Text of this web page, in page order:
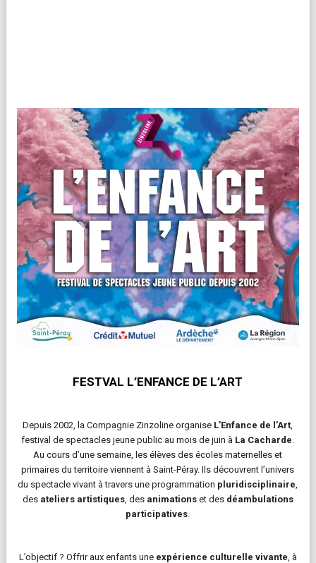
FESTVAL L’ENFANCE DE L’ART
Depuis 2002, la Compagnie Zinzoline organise L’Enfance de l’Art
festival de spectacles jeune public au mois de juin à La Cacharde
Au cours d’une semaine, les élèves des écoles maternelles et
primaires du territoire viennent à Saint-Péray. Ils découvrent l’univers
du spectacle vivant à travers une programmation pluridisciplinaire
des ateliers artistiques, des animationset des déambulations
participatives
L’objectif ? Offrir aux enfants une expérience culturelle vivante , à